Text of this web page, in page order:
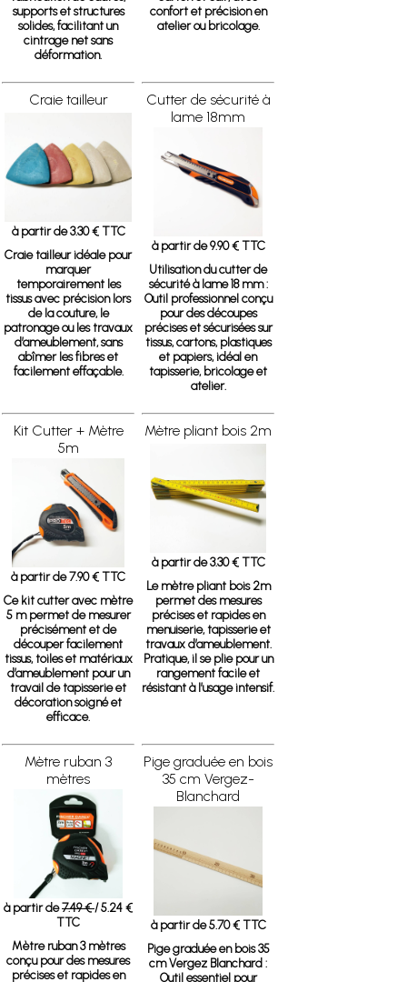
supports et structures
solides, facilitant un
cintrage net sans
déformation.
confort et précision en
atelier ou bricolage.
Craie tailleur
à partir de 3.30 € TTC
Craie tailleuridéale pour
marquer
temporairement les
tissus avec précision lors
de la couture, le
patronage ou les travaux
d’ameublement, sans
abîmer les fibres et
facilement effaçable.
Cutter de sécurité à
lame 18mm
à partir de 9.90 € TTC
Utilisation du cutter de
sécurité à lame 18 mm :
Outil professionnel conçu
pour des découpes
précises et sécurisées sur
tissus, cartons, plastiques
et papiers, idéal en
tapisserie, bricolage et
atelier.
Kit Cutter + Mètre
5m
à partir de 7.90 € TTC
Ce kit cutter avec mètre
5 m permet de mesurer
précisément et de
découper facilement
tissus, toiles et matériaux
d’ameublement pour un
travail de tapisserie et
décoration soigné et
efficace.
Mètre pliant bois 2m
à partir de 3.30 € TTC
Le mètre pliant bois 2m
permet des mesures
précises et rapides en
menuiserie, tapisserie et
travaux d’ameublement.
Pratique, il se plie pour un
rangement facile et
résistant à l’usage intensif.
Mètre ruban 3
mètres
à partir de7.49 €/ 5.24 €
TTC
Mètre ruban 3 mètres
conçu pour des mesures
précises et rapides en
Pige graduée en bois
35 cm Vergez-
Blanchard
à partir de 5.70 € TTC
Pige graduée en bois 35
cm Vergez Blanchard :
Outil essentiel pour